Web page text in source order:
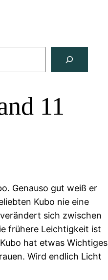
11
Genauso gut weiß er
Kubo nie eine
sich zwischen
frühere Leichtigkeit ist
hat etwas Wichtiges
Wird endlich Licht